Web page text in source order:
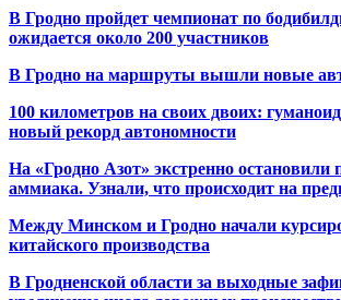
В Гродно пройдет чемпионат по
ожидается около 200 участников
В Гродно на маршруты вышли новые
100 километров на своих двоих:
новый рекорд автономности
На «Гродно Азот» экстренно остановили
аммиака. Узнали, что происходит на
Между Минском и Гродно начали
китайского производства
В Гродненской области за выходные